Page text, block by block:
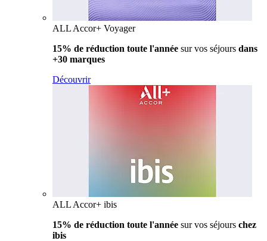
ALL Accor+ Voyager
15% de réduction toute l'année sur vos séjours dans
+30 marques
Découvrir
ALL Accor+ ibis
15% de réduction toute l'année sur vos séjours chez
ibis